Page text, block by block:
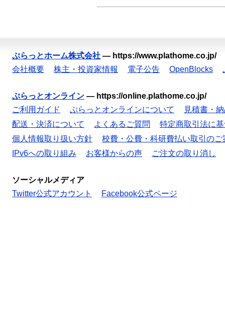
ぷらっとホーム株式会社 — https://www.plathome.co.jp/
会社概要
株主・投資家情報 電子公告 OpenBlocks
ぷらっとオンライン — https://online.plathome.co.jp/
ご利用ガイド
ぷらっとオンラインについて
見積書・
配送・決済について
よくあるご質問
特定商取引法に
個人情報取り扱い方針
校費・公費・科研費払い取引のご
IPv6への取り組み
お客様からの声 ご注文の取り消し
ソーシャルメディア
Twitter公式アカウント
Facebook公式ページ